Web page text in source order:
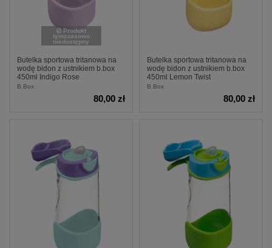
Produkt
tymczasowo
niedostępny
Butelka sportowa tritanowa na
wodę bidon z ustnikiem b.box
450ml Indigo Rose
B.Box
80,00 zł
Butelka sportowa tritanowa na
wodę bidon z ustnikiem b.box
450ml Lemon Twist
B.Box
80,00 zł